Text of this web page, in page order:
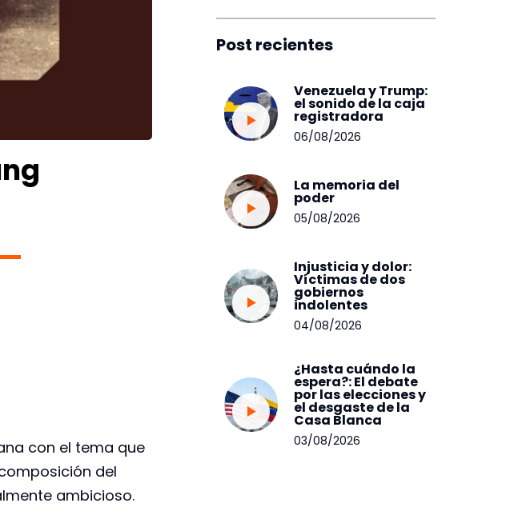
con el tema que
del
ambicioso.
Post recientes
Venezuela y Trump:
el sonido de la caja
registradora
06/08/2026
La memoria del
poder
05/08/2026
Injusticia y dolor:
Víctimas de dos
gobiernos
indolentes
04/08/2026
¿Hasta cuándo la
espera?: El debate
por las elecciones y
el desgaste de la
Casa Blanca
03/08/2026